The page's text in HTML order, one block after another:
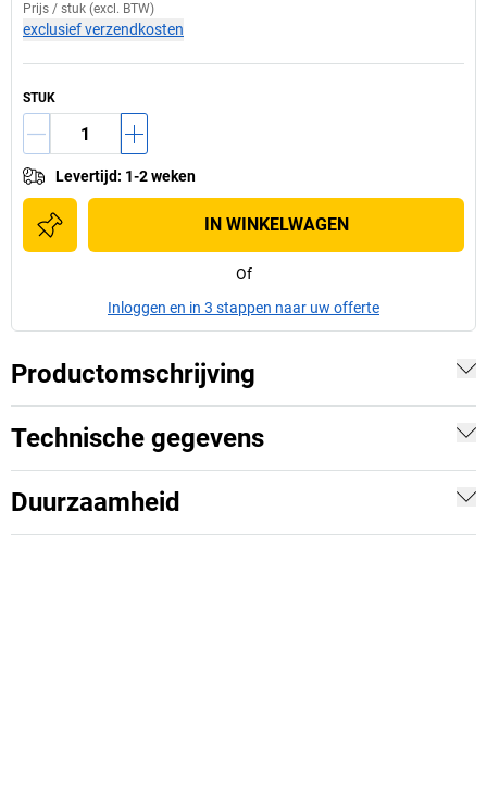
Prijs / stuk (excl. BTW)
exclusief verzendkosten
STUK
Levertijd: 1-2 weken
IN WINKELWAGEN
Of
Inloggen en in 3 stappen naar uw offerte
Productomschrijving
Technische gegevens
Duurzaamheid